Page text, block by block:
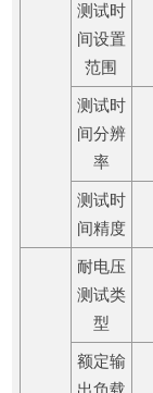
测试时
间设置
范围
测试时
间分辨
率
测试时
间精度
耐电压
测试类
型
额定输
出负载